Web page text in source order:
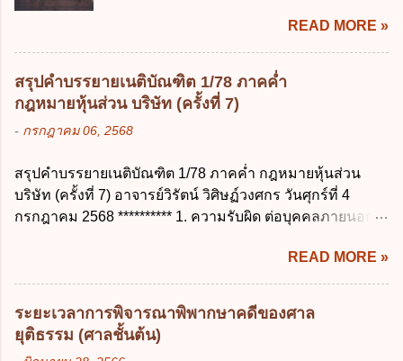
ลบข้อมูลส่วนบุคคล ข. ขอให้ทำลายข้อมูล
ส่วนบุคคล ค. ทำให้ข้อมูลส่วนบุคคลไม่
สามารถระบุถึงตนได้ ง. ถูกทุกข้อ ข้อ 45
เงื่อนไข ในการใช้สิทธิลบข้อมูลส่วนบุคคล ข้อ
ส่วนบุคคลที่ไม่สมบูรณ์ ค. เจ้าของข้อมูลส่วน
บุคคลถอนความยินยอมในการเก็บรวบรวม
ใช้หรือเปิดเผยข้อมูลส่วนบุคคล ง. ข้อมูลส่วน
บุคคลได้ถูกใช้ประมวลผลโดยไม่ชอบด้วย
ปฏิบัติการวิจัย หรือดูงาน ข้อ 12 ข้อใด ไม่ ถูก
ต้องเกี่ยวกับการลาไปช่วยเหลือภริยาที่คลอด
บุตร ก. ต้องเป็นภริยาโดยชอบด้วยกฎหมาย ข.
ลาได้เพียงครั้งเดียว ค. ต้องลาภายใน 90 วัน
นับแต่วันที่คลอดบุตร ง. ลาได้ครั้งหนึ่งติดต่อ
กันไม่เกิน 15 วันทำการ ข้อ 13 สิทธิลากิจส่วน
เกิน 90 วัน ข. ลาต่อเนื่องจากการคลอดบุตรได้
ไม่เกิน 90 วันทำการ ค. ลาได้ไม่เกิน 120 วัน
ง. ลาต่อเนื่องจากการคลอดบุตรได้ไม่เกิน 150
รัฐมนตรี ว่าด้วยการลาของข้าราชการ พ.ศ.
2555 กำหนดให้ข้าราชการที่รับราชการติดต่อ
กันมาแล้วไม่น้อยกว่า 10 ปี มีสิทธินำวันลาพัก
ผ่อนสะสมรวมกับวันลาพักผ่อนในปีปัจจุบันได้
READ MORE »
สรุปคำบรรยายเนติบัณฑิต 1/78 ภาคค่ำ
กฎหมายหุ้นส่วน บริษัท (ครั้งที่ 7)
- กรกฎาคม 06, 2568
สรุปคำบรรยายเนติบัณฑิต 1/78 ภาคค่ำ กฎหมายหุ้นส่วน
บริษัท (ครั้งที่ 7) อาจารย์วิรัตน์ วิศิษฏ์วงศกร วันศุกร์ที่ 4
กรกฎาคม 2568 ********** 1. ความรับผิด ต่อบุคคลภายนอก
คนใดคนหนึ่งได้จัดทำไปในทางที่เป็น ธรรมดาการค้าขาย
ของห้างหุ้นส่วน ม.1050 , 1025 โดยพิจารณาตามสภาพแห่ง
กิจการ การงานของห้าง และประเพณีทางการค้า -หุ้นส่วน
ต้องจัดการในนามของห้าง ไม่ว่าจะมีมูลเหตุจูงใจเพราะทุจริต
หรือมีอำนาจจัดการหรือไม่ก็ตาม จึงเป็นไปตามหลักกฎหมาย
READ MORE »
ระยะเวลาการพิจารณาพิพากษาคดีของศาล
ยุติธรรม (ศาลชั้นต้น)